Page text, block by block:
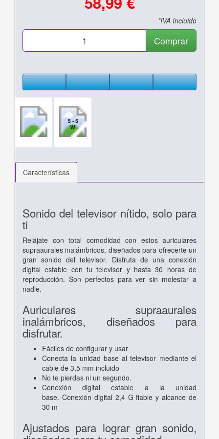
*IVA Incluido
Comprar
5 - 5
W
Características
Sonido del televisor nítido, solo para
ti
Relájate con total comodidad con estos auriculares
supraaurales inalámbricos, diseñados para ofrecerte un
gran sonido del televisor. Disfruta de una conexión
digitalestable con tu televisor y hasta 30 horas de
reproducción. Son perfectos para ver sin molestar a
nadie.
Auriculares supraaurales
inalámbricos, diseñados para
disfrutar.
Fáciles de configurar y usar
Conecta la unidad base al televisor mediante el
cable de 3,5 mm incluido
No te pierdas ni un segundo.
Conexión digital estable a la unidad
base. Conexión digital 2,4 G fiable y alcance de
30 m
Ajustados para lograr gran sonido,